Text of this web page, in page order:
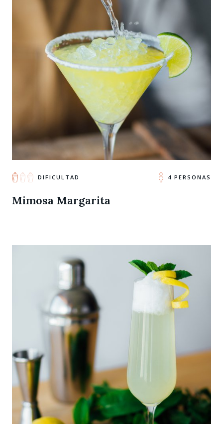
DIFICULTAD 4 PERSONAS
Mimosa Margarita